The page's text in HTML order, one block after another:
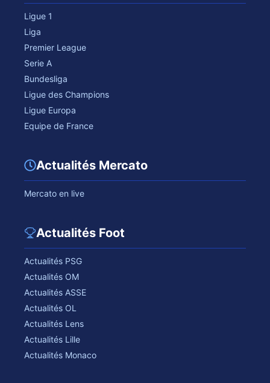
Ligue 1
Liga
Premier League
Serie A
Bundesliga
Ligue des Champions
Ligue Europa
Equipe de France
Actualités Mercato
Mercato en live
Actualités Foot
Actualités PSG
Actualités OM
Actualités ASSE
Actualités OL
Actualités Lens
Actualités Lille
Actualités Monaco